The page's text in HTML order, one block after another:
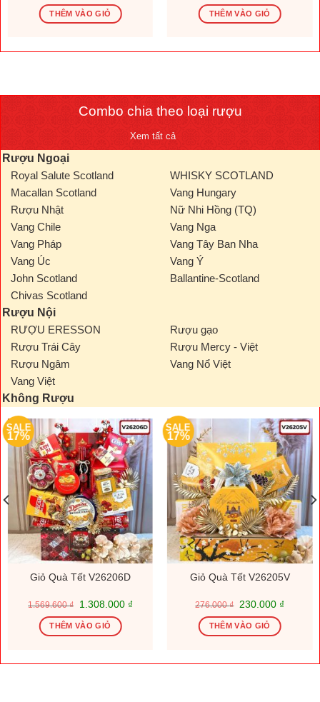
là:
1.569.600 ₫.
THÊM VÀO GIỎ
là:
276.000 ₫.
THÊM VÀO GIỎ
Combo chia theo loại rượu
Xem tất cả
Rượu Ngoại
Royal Salute Scotland
WHISKY SCOTLAND
Macallan Scotland
Vang Hungary
Rượu Nhật
Nữ Nhi Hồng (TQ)
Vang Chile
Vang Nga
Vang Pháp
Vang Tây Ban Nha
Vang Úc
Vang Ý
John Scotland
Ballantine-Scotland
Chivas Scotland
Rượu Nội
RƯỢU ERESSON
Rượu gạo
Rượu Trái Cây
Rượu Mercy - Việt
Rượu Ngâm
Vang Nổ Việt
Vang Việt
Không Rượu
SALE
17%
Giỏ Quà Tết V26206D
1.569.600₫
Giá
là:
1.569.600 ₫.
1.308.000 ₫Giá
THÊM VÀO GIỎ
SALE
17%
Giỏ Quà Tết V26205V
276.000₫
Giá
là:
276.000 ₫.
230.000 ₫Giá
THÊM VÀO GIỎ